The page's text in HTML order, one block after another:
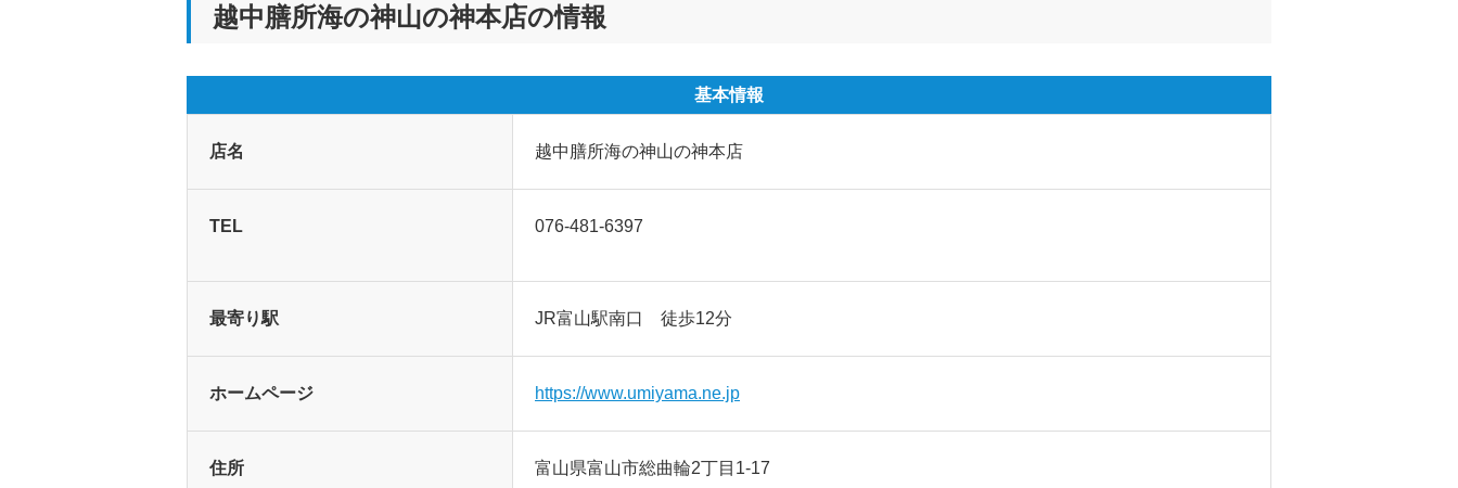
越中膳所海の神山の神本店の情報
基本情報
店名 越中膳所海の神山の神本店
TEL 076-481-6397
最寄り駅 JR富山駅南口 徒歩12分
ホームページ https://www.umiyama.ne.jp
住所 富山県富山市総曲輪2丁目1-17